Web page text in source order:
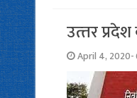
उत्‍तर
April 4, 2020-